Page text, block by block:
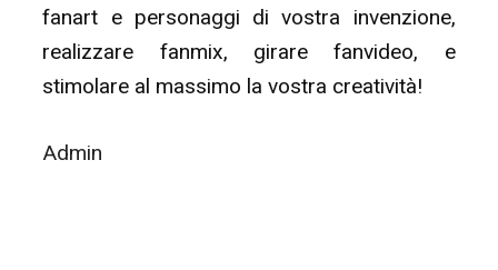
fanart e personaggi di vostra invenzione,
realizzare fanmix, girare fanvideo, e
stimolare al massimo la vostra creatività!
Admin